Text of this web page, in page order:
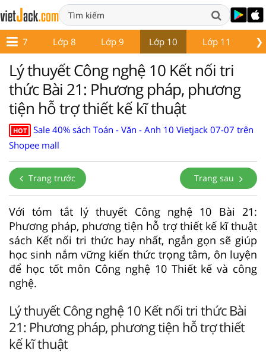
❯
Lớp 7 Lớp 8 Lớp 9 Lớp 10 Lớp 11
Lý thuyết Công nghệ 10 Kết nối tri
thức Bài 21: Phương pháp, phương
tiện hỗ trợ thiết kế kĩ thuật
HOT
Sale 40% sách Toán - Văn - Anh 10 Vietjack 07-07 trên
Shopee mall
Trang trước Trang sau
Với tóm tắt lý thuyết Công nghệ 10 Bài 21:
Phương pháp, phương tiện hỗ trợ thiết kế kĩ thuật
sách Kết nối tri thức hay nhất, ngắn gọn sẽ giúp
học sinh nắm vững kiến thức trọng tâm, ôn luyện
để học tốt môn Công nghệ 10 Thiết kế và công
nghệ.
Lý thuyết Công nghệ 10 Kết nối tri thức Bài
21: Phương pháp, phương tiện hỗ trợ thiết
kế kĩ thuật